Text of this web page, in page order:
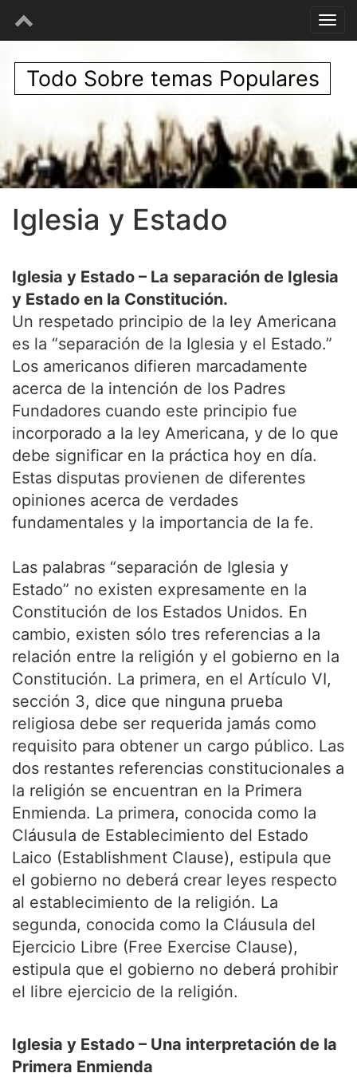
Todo Sobre temas Populares
Iglesia y Estado
Iglesia y Estado – La separación de Iglesia
y Estado en la Constitución.
Un respetado principio de la ley Americana
es la “separación de la Iglesia y el Estado.”
Los americanos difieren marcadamente
acerca de la intención de los Padres
Fundadores cuando este principio fue
incorporado a la ley Americana, y de lo que
debe significar en la práctica hoy en día.
Estas disputas provienen de diferentes
opiniones acerca de verdades
fundamentales y la importancia de la fe.
Las palabras “separación de Iglesia y
Estado” no existen expresamente en la
Constitución de los Estados Unidos. En
cambio, existen sólo tres referencias a la
relación entre la religión y el gobierno en la
Constitución. La primera, en el Artículo VI,
sección 3, dice que ninguna prueba
religiosa debe ser requerida jamás como
requisito para obtener un cargo público. Las
dos restantes referencias constitucionales a
la religión se encuentran en la Primera
Enmienda. La primera, conocida como la
Cláusula de Establecimiento del Estado
Laico (Establishment Clause), estipula que
el gobierno no deberá crear leyes respecto
al establecimiento de la religión. La
segunda, conocida como la Cláusula del
Ejercicio Libre (Free Exercise Clause),
estipula que el gobierno no deberá prohibir
el libre ejercicio de la religión.
Iglesia y Estado – Una interpretación de la
Primera Enmienda